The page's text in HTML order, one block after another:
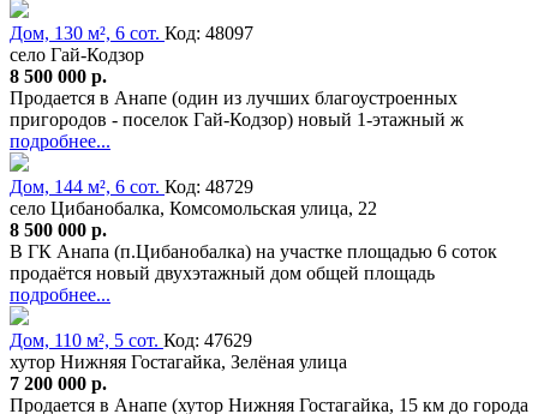
Дом, 130 м², 6 сот. Код: 48097
село Гай-Кодзор
8 500 000 р.
Продается в Анапе (один из лучших благоустроенных
пригородов - поселок Гай-Кодзор) новый 1-этажный ж
подробнее...
Дом, 144 м², 6 сот. Код: 48729
село Цибанобалка, Комсомольская улица, 22
8 500 000 р.
В ГК Анапа (п.Цибанобалка) на участке площадью 6 соток
продаётся новый двухэтажный дом общей площадь
подробнее...
Дом, 110 м², 5 сот. Код: 47629
хутор Нижняя Гостагайка, Зелёная улица
7 200 000 р.
Продается в Анапе (хутор Нижняя Гостагайка, 15 км до города